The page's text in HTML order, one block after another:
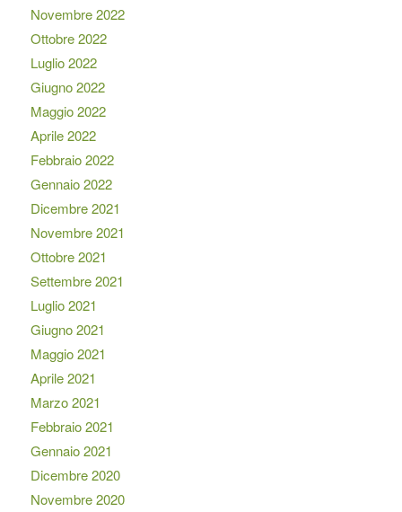
Novembre 2022
Ottobre 2022
Luglio 2022
Giugno 2022
Maggio 2022
Aprile 2022
Febbraio 2022
Gennaio 2022
Dicembre 2021
Novembre 2021
Ottobre 2021
Settembre 2021
Luglio 2021
Giugno 2021
Maggio 2021
Aprile 2021
Marzo 2021
Febbraio 2021
Gennaio 2021
Dicembre 2020
Novembre 2020